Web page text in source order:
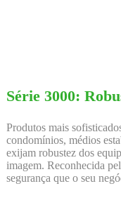
Série 3000:
Produtos mais
condomínios, médios
exijam robustez dos
imagem. Reconhecida
segurança que o seu